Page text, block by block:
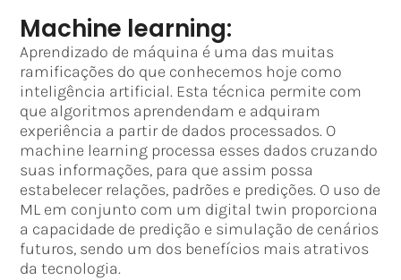
Machine learning:
Aprendizado de máquina é uma das muitas
ramificações do que conhecemos hoje como
inteligência artificial. Esta técnica permite com
que algoritmos aprendendam e adquiram
experiência a partir de dados processados. O
machine learning processa esses dados cruzando
suas informações, para que assim possa
estabelecer relações, padrões e predições. O uso de
ML em conjunto com um digital twin proporciona
a capacidade de predição e simulação de cenários
futuros, sendo um dos benefícios mais atrativos
da tecnologia.